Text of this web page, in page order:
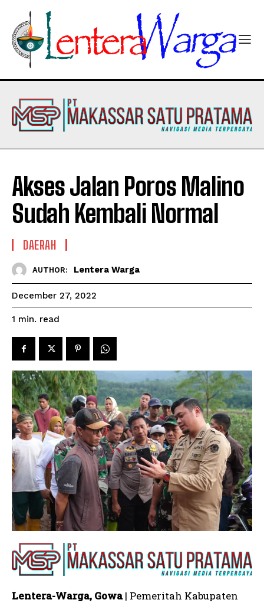
Akses Jalan Poros Malino
Sudah Kembali Normal
DAERAH
AUTHOR: Lentera Warga
December 27, 2022
1 min. read
Lentera-Warga, Gowa| Pemeritah Kabupaten